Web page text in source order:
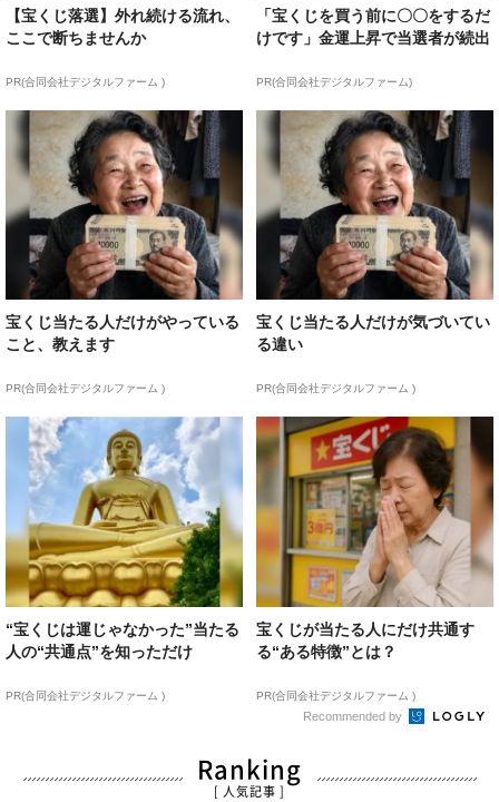
【宝くじ落選】外れ続ける流れ、
ここで断ちませんか
PR(合同会社デジタルファーム )
「宝くじを買う前に〇〇をするだ
けです」金運上昇で当選者が続出
PR(合同会社デジタルファーム)
宝くじ当たる人だけがやっている
こと、教えます
PR(合同会社デジタルファーム )
宝くじ当たる人だけが気づいてい
る違い
PR(合同会社デジタルファーム )
“宝くじは運じゃなかった”当たる
人の“共通点”を知っただけ
PR(合同会社デジタルファーム )
宝くじが当たる人にだけ共通す
る“ある特徴”とは？
PR(合同会社デジタルファーム )
Recommended by
Ranking
[ 人気記事 ]